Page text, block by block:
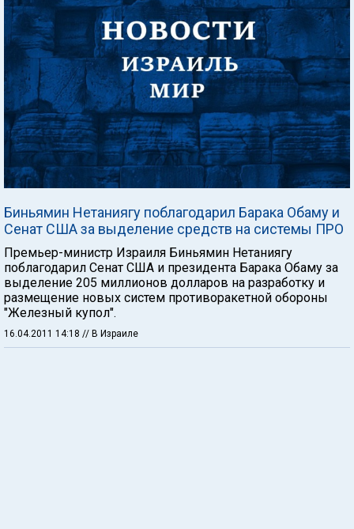
Биньямин Нетаниягу поблагодарил Барака Обаму и
Сенат США за выделение средств на системы ПРО
Премьер-министр Израиля Биньямин Нетаниягу
поблагодарил Сенат США и президента Барака Обаму за
выделение 205 миллионов долларов на разработку и
размещение новых систем противоракетной обороны
"Железный купол".
16.04.2011 14:18 // В Израиле